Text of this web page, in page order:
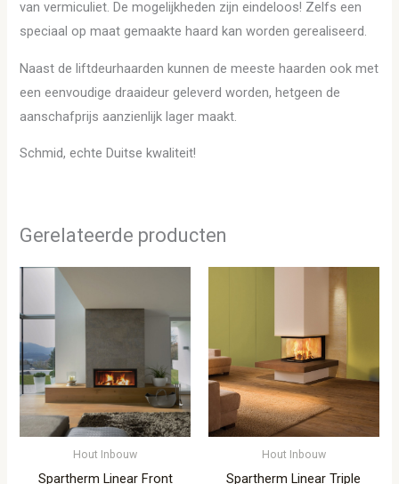
van vermiculiet. De mogelijkheden zijn eindeloos! Zelfs een
speciaal op maat gemaakte haard kan worden gerealiseerd.
Naast de liftdeurhaarden kunnen de meeste haarden ook met
een eenvoudige draaideur geleverd worden, hetgeen de
aanschafprijs aanzienlijk lager maakt.
Schmid, echte Duitse kwaliteit!
Gerelateerde producten
Hout Inbouw
Spartherm Linear Front
Hout Inbouw
Spartherm Linear Triple